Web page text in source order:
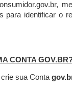
para identificar o
CONTA
sua Conta